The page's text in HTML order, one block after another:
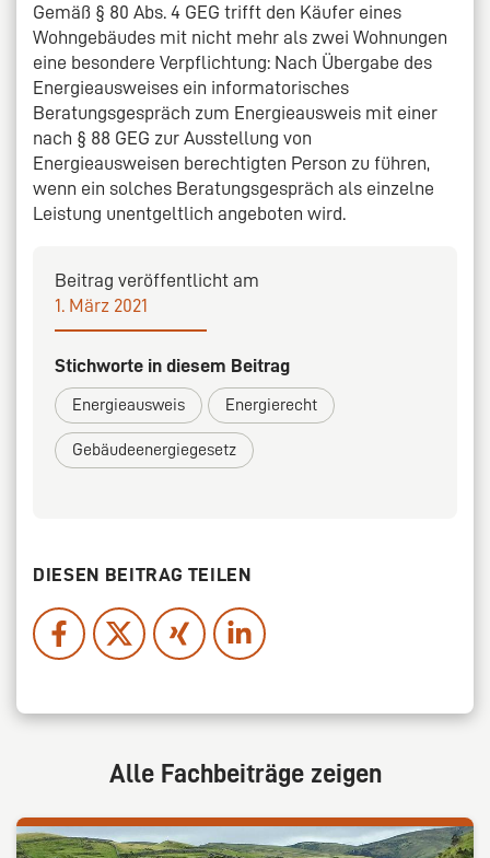
Gemäß § 80 Abs. 4 GEG trifft den Käufer eines
Wohngebäudes mit nicht mehr als zwei Wohnungen
eine besondere Verpflichtung: Nach Übergabe des
Energieausweises ein informatorisches
Beratungsgespräch zum Energieausweis mit einer
nach § 88 GEG zur Ausstellung von
Energieausweisen berechtigten Person zu führen,
wenn ein solches Beratungsgespräch als einzelne
Leistung unentgeltlich angeboten wird.
Beitrag veröffentlicht am
1. März 2021
Stichworte in diesem Beitrag
Energieausweis Energierecht
Gebäudeenergiegesetz
DIESEN BEITRAG TEILEN
Alle Fachbeiträge zeigen